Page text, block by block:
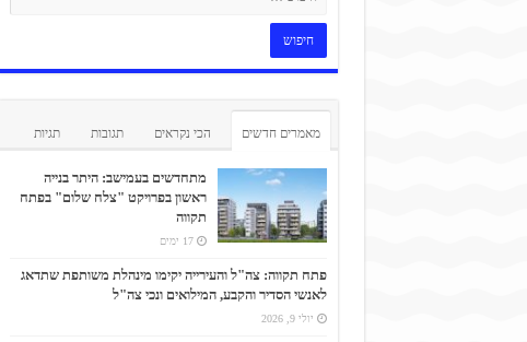
מאמרים חדשים הכי נקראים תגובות תגיות
מתחדשים בעמישב: היתר בנייה
ראשון בפרויקט "צלח שלום" בפתח
תקווה
17 ימים
פתח תקווה: צה"ל והעירייה יקימו מינהלת משותפת שתדאג
לאנשי הסדיר והקבע, המילואים ונכי צה"ל
יולי 9, 2026